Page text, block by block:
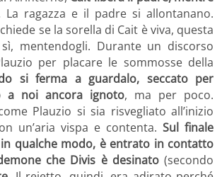
La ragazza e il padre si allontanano.
se la sorella di Cait è viva, questa
mentendogli. Durante un discorso
per placare le sommosse della
si ferma a guardalo, seccato per
a noi ancora ignoto, ma per poco.
Plauzio si sia risvegliato all’inizio
un’aria vispa e contenta. Sul finale
qualche modo, è entrato in contatto
che Divis è desinato(secondo